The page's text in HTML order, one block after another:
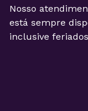
Nosso
está sempre
inclusive